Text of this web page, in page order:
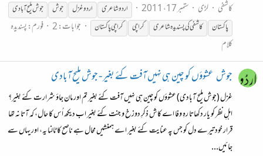
کاشفی
لڑی ستمبر 17، 2011 اردو شاعری اردو غزل جوش جوشملیحآبادی
پاکستان
کاشفی کی پسندیدہ شاعری کراچی کراچی پاکستان جوابات: 2 فورم:پسندیدہ
کلام
جوش عشوؤں کو چین ہی نہیں آفت کئے بغیر - جوش ملیح آبادی
غزل (جوش ملیح آبادی) عشوؤں کو چین ہی نہیں آفت کئے بغیر تم اور مان جاؤ شرارت کئے بغیر؟
اہلِ نظر کو یار دکھاتا رہِ وفا اے کاش ذکرِ دوزخ و جنت کئے بغیر اب دیکھ اُس کا حال، کہ آتا نہ تھا
قرار خود تیرے دل کو جس پہ عنایت کئے بغیر اے ہمنشیں محال ہے ناصح کا ٹالنا یہ، اور یہاں سے
جائیں...